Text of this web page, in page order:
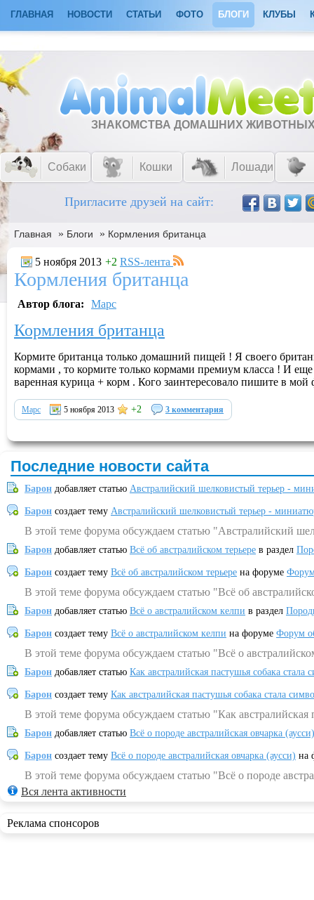
ГЛАВНАЯ НОВОСТИ СТАТЬИ ФОТО БЛОГИ КЛУБЫ
ЗНАКОМСТВА ДОМАШНИХ
Собаки Кошки Лошади
Пригласите друзей на сайт:
Главная » Блоги » Кормления британца
5 ноября 2013 +2 RSS-лента
Кормления британца
Автор блога: Марс
Кормления британца
Кормите британца только домашний пищей ! Я своего
кормами , то кормите только кормами премиум класса ! И
варенная курица + корм . Кого заинтересовало пишите в
Марс 5 ноября 2013 +2 3 комментария
Последние новости сайта
Барон добавляет статью Австралийский шелковистый терьер -
Барон создает тему Австралийский шелковистый терьер -
В этой теме форума обсуждаем статью "Австралийский
Барон добавляет статью Всё об австралийском терьере в раздел
Барон создает тему Всё об австралийском терьере на форуме
В этой теме форума обсуждаем статью "Всё об
Барон добавляет статью Всё о австралийском келпи в раздел
Барон создает тему Всё о австралийском келпи на форуме Форум
В этой теме форума обсуждаем статью "Всё о
Барон добавляет статью Как австралийская пастушья собака
Барон создает тему Как австралийская пастушья собака стала
В этой теме форума обсуждаем статью "Как
Барон добавляет статью Всё о породе австралийская овчарка (аусси)
Барон создает тему Всё о породе австралийская овчарка (аусси) на
В этой теме форума обсуждаем статью "Всё о породе
Вся лента активности
Реклама спонсоров